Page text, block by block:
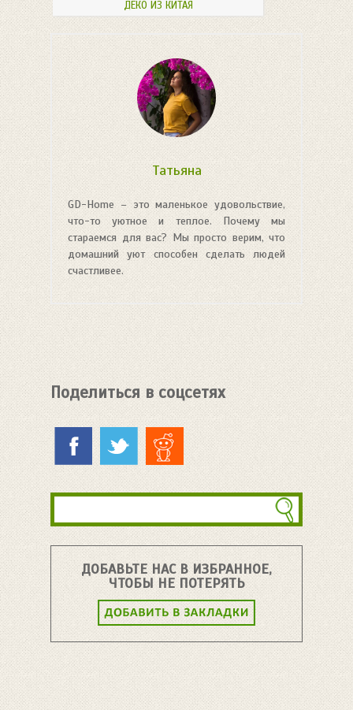
ДЕКО ИЗ КИТАЯ
Татьяна
GD-Home – это маленькое удовольствие,
что-то уютное и теплое. Почему мы
стараемся для вас? Мы просто верим, что
домашний уют способен сделать людей
счастливее.
Поделиться в соцсетях
ДОБАВЬТЕ НАС В ИЗБРАННОЕ,
ЧТОБЫ НЕ ПОТЕРЯТЬ